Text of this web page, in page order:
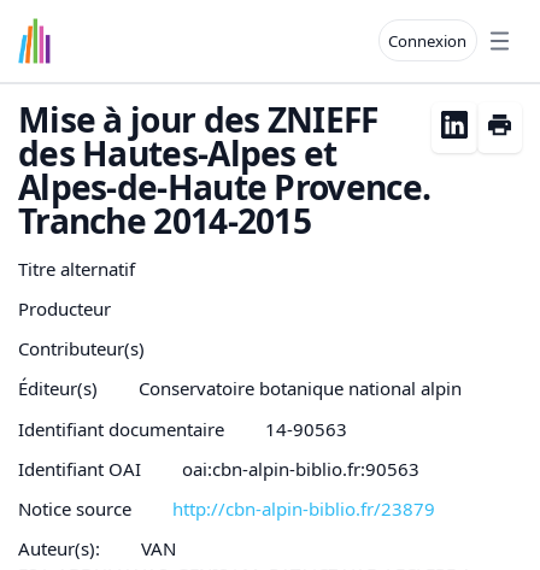
Connexion
Mise à jour des ZNIEFF
des Hautes-Alpes et
Alpes-de-Haute Provence.
Tranche 2014-2015
Titre alternatif
Producteur
Contributeur(s)
Éditeur(s)
Conservatoire botanique national alpin
Identifiant documentaire
14-90563
Identifiant OAI
oai:cbn-alpin-biblio.fr:90563
Notice source
http://cbn-alpin-biblio.fr/23879
Auteur(s):
VAN